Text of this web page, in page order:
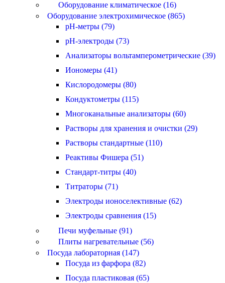
Оборудование климатическое (16)
Оборудование электрохимическое (865)
pH-метры (79)
pH-электроды (73)
Анализаторы вольтамперометрические (39)
Иономеры (41)
Кислородомеры (80)
Кондуктометры (115)
Многоканальные анализаторы (60)
Растворы для хранения и очистки (29)
Растворы стандартные (110)
Реактивы Фишера (51)
Стандарт-титры (40)
Титраторы (71)
Электроды ионоселективные (62)
Электроды сравнения (15)
Печи муфельные (91)
Плиты нагревательные (56)
Посуда лабораторная (147)
Посуда из фарфора (82)
Посуда пластиковая (65)